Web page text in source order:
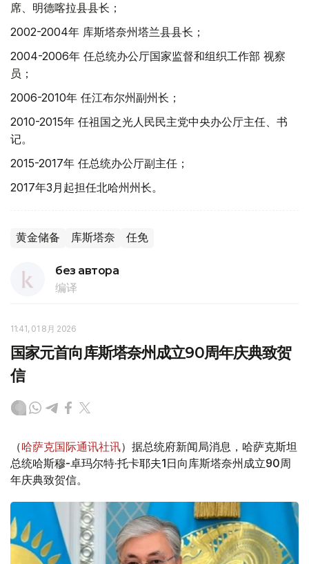
席、明德喀拉县县长；
2002-2004年 库斯塔奈州塔兰县县长；
2004-2006年 任总统办公厅国家监督和组织工作部 视察
员；
2006-2010年 任江布尔州副州长；
2010-2015年 任祖国之光人民民主党中央办公厅主任、书
记。
2015-2017年 任总统办公厅副主任；
2017年3月起担任北哈州州长。
黄金储备 库斯塔奈 任免
без автора
编译
11:41, 01 8月 2026
国家元首向库斯塔奈州成立90周年庆典致贺
信
（哈萨克国际通讯社讯）据总统府新闻局消息，哈萨克斯坦
总统哈斯穆-卓玛尔特·托卡耶夫1日向库斯塔奈州成立90周
年庆典致贺信。